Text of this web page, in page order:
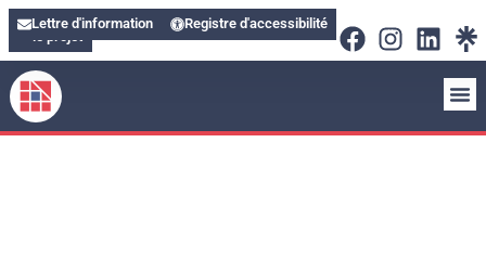
Soutenir
le projet
Lettre d'information Registre d'accessibilité